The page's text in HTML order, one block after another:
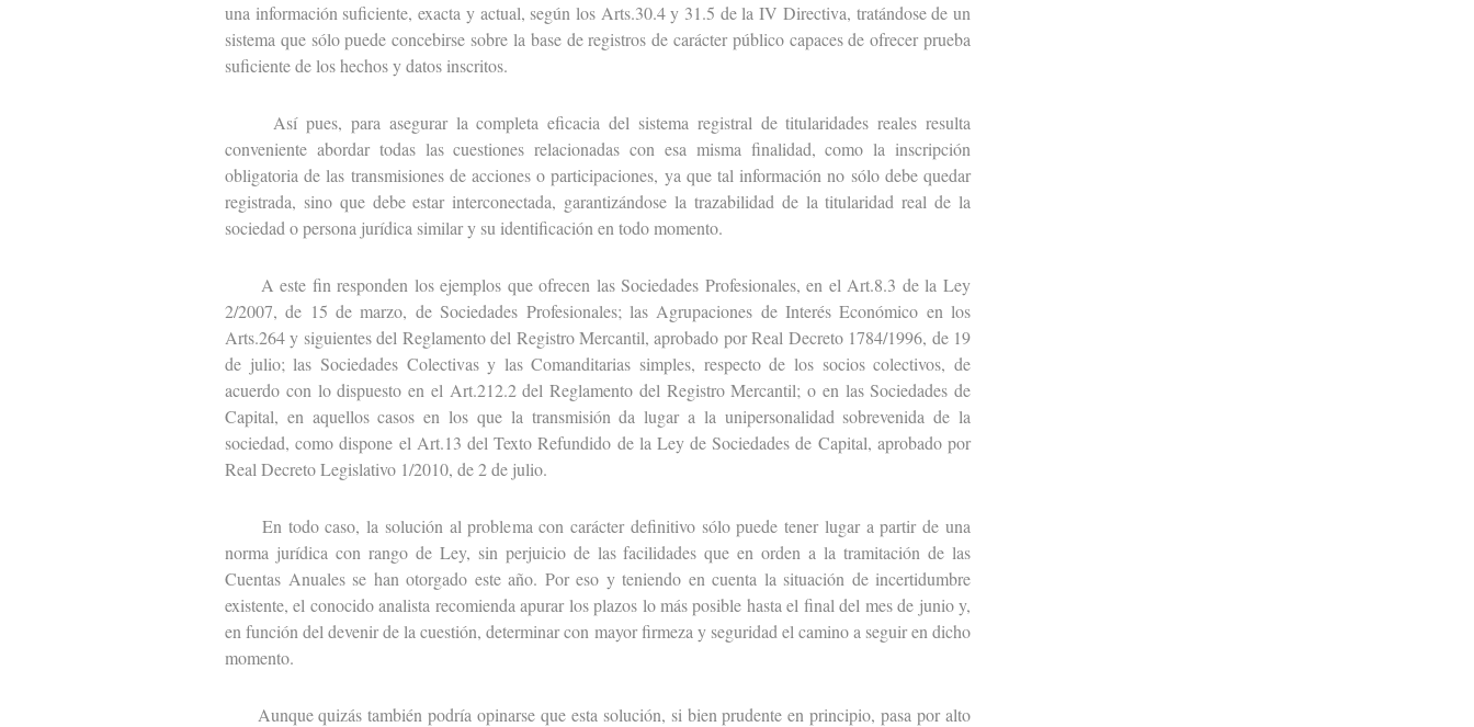
una información suficiente, exacta y actual, según los Arts.30.4 y 31.5 de la IV Directiva, tratándose de un
sistema que sólo puede concebirse sobre la base de registros de carácter público capaces de ofrecer prueba
suficiente de los hechos y datos inscritos.
Así pues, para asegurar la completa eficacia del sistema registral de titularidades reales resulta
conveniente abordar todas las cuestiones relacionadas con esa misma finalidad, como la inscripción
obligatoria de las transmisiones de acciones o participaciones, ya que tal información no sólo debe quedar
registrada, sino que debe estar interconectada, garantizándose la trazabilidad de la titularidad real de la
sociedad o persona jurídica similar y su identificación en todo momento.
A este fin responden los ejemplos que ofrecen las Sociedades Profesionales, en el Art.8.3 de la Ley
2/2007, de 15 de marzo, de Sociedades Profesionales; las Agrupaciones de Interés Económico en los
Arts.264 y siguientes del Reglamento del Registro Mercantil, aprobado por Real Decreto 1784/1996, de 19
de julio; las Sociedades Colectivas y las Comanditarias simples, respecto de los socios colectivos, de
acuerdo con lo dispuesto en el Art.212.2 del Reglamento del Registro Mercantil; o en las Sociedades de
Capital, en aquellos casos en los que la transmisión da lugar a la unipersonalidad sobrevenida de la
sociedad, como dispone el Art.13 del Texto Refundido de la Ley de Sociedades de Capital, aprobado por
Real Decreto Legislativo 1/2010, de 2 de julio.
En todo caso, la solución al problema con carácter definitivo sólo puede tener lugar a partir de una
norma jurídica con rango de Ley, sin perjuicio de las facilidades que en orden a la tramitación de las
Cuentas Anuales se han otorgado este año. Por eso y teniendo en cuenta la situación de incertidumbre
existente, el conocido analista recomienda apurar los plazos lo más posible hasta el final del mes de junio y,
en función del devenir de la cuestión, determinar con mayor firmeza y seguridad el camino a seguir en dicho
momento.
Aunque quizás también podría opinarse que esta solución, si bien prudente en principio, pasa por alto